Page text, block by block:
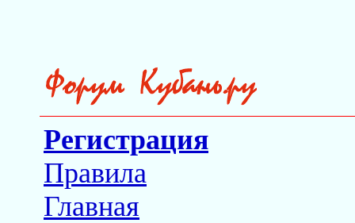
Регистрация
Правила
Главная